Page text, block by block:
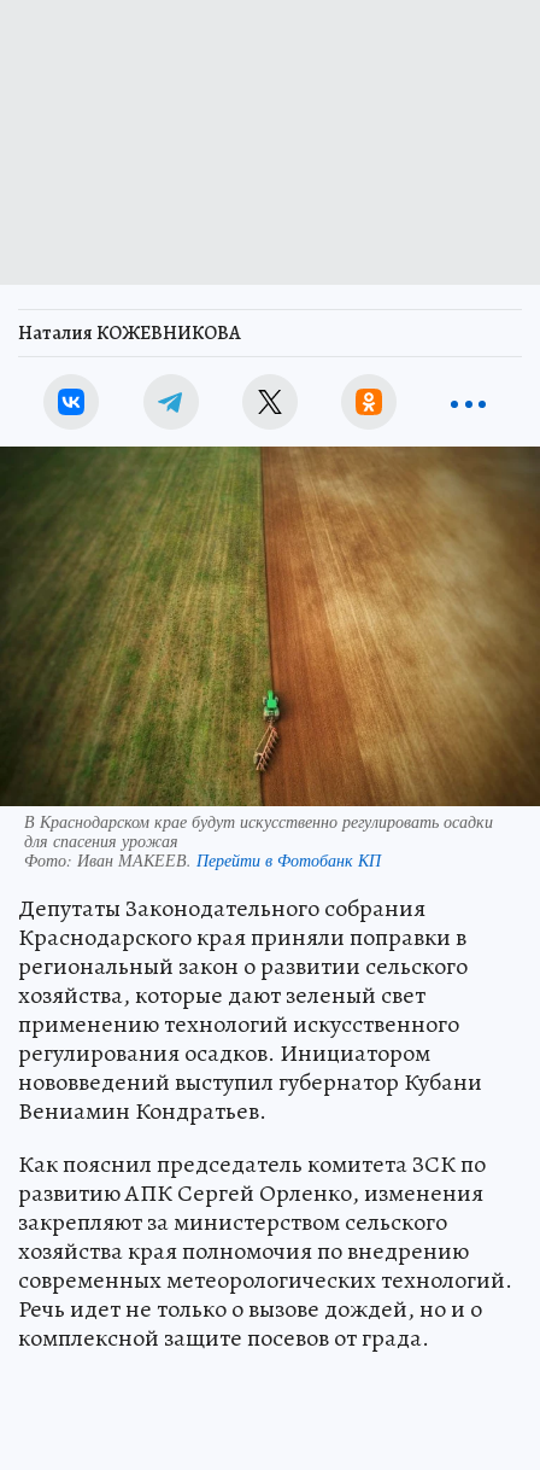
Наталия КОЖЕВНИКОВА
В Краснодарском крае будут искусственно регулировать осадки
для спасения урожая
Фото: Иван МАКЕЕВ. Перейти в Фотобанк КП
Депутаты Законодательного собрания
Краснодарского края приняли поправки в
региональный закон о развитии сельского
хозяйства, которые дают зеленый свет
применению технологий искусственного
регулирования осадков. Инициатором
нововведений выступил губернатор Кубани
Вениамин Кондратьев.
Как пояснил председатель комитета ЗСК по
развитию АПК Сергей Орленко, изменения
закрепляют за министерством сельского
хозяйства края полномочия по внедрению
современных метеорологических технологий.
Речь идет не только о вызове дождей, но и о
комплексной защите посевов от града.